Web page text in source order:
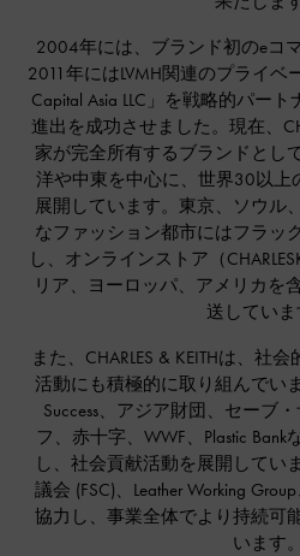
2004年には、ブランド初のeコ
2011年にはLVMH関連のプライベ
Capital Asia LLC」を戦略的パー
進出を成功させました。現在、
家が完全所有するブランドとし
洋や中東を中心に、世界30以上
展開しています。東京、ソウル
なファッション都市にはフラッ
し、オンラインストア（
リア、ヨーロッパ、アメリカを
送していま
また、CHARLES & KEITHは、社
活動にも積極的に取り組んでい
Success、アジア財団、セーブ
フ、赤十字、WWF、Plastic
し、社会貢献活動を展開してい
議会 (FSC)、Leather Working
協力し、事業全体でより持続可
います。